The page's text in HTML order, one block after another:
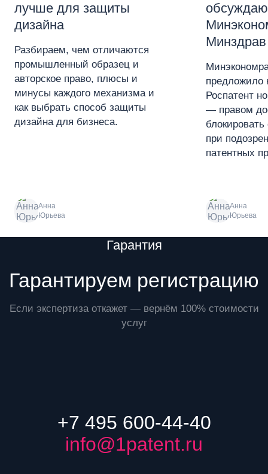
лучше для защиты
дизайна
Разбираем, чем отличаются
промышленный образец и
авторское право, плюсы и
минусы каждого механизма и
как выбрать способ защиты
дизайна для бизнеса.
Анна
Юрьева
Минздрав
предложило
Роспатент
— правом
блокировать
при
патентных
Анна
Юрьева
Гарантия
Гарантируем регистрацию
Если экспертиза откажет — вернём 100% стоимости
услуг
+7 495 600-44-40
info@1patent.ru